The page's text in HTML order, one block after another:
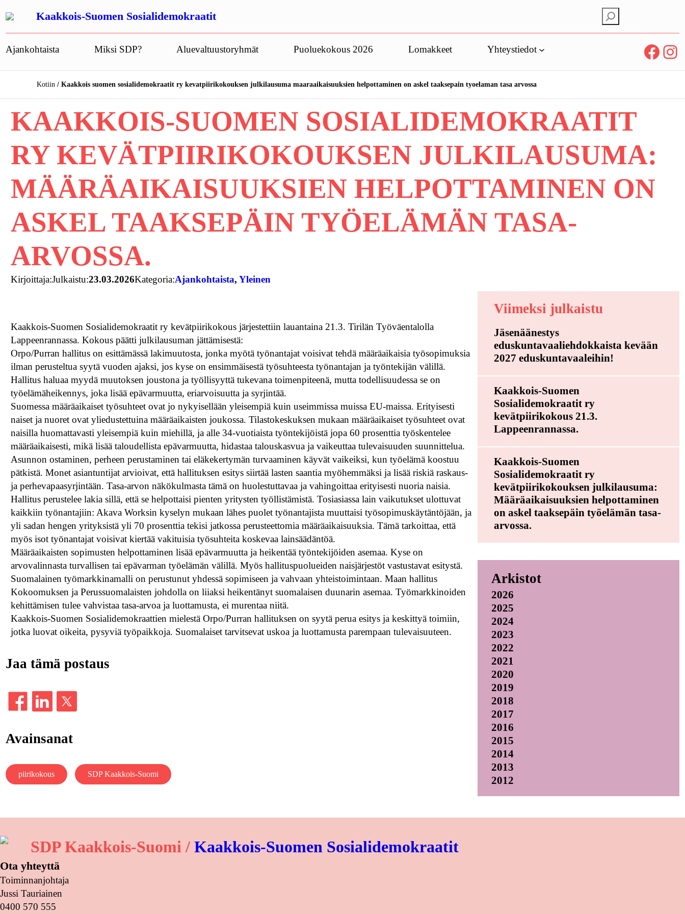
sisältöön
Kaakkois-Suomen Sosialidemokraatit
E
t
Ajankohtaista Miksi SDP? Aluevaltuustoryhmät Puoluekokous 2026 Lomakkeet Yhteystiedot Facebook Instagram
Kotiin Kaakkois suomen sosialidemokraatit ry kevatpiirikokouksen julkilausuma maaraaikaisuuksien helpottaminen on askel taaksepain tyoelaman tasa arvossa
KAAKKOIS-SUOMEN SOSIALIDEMOKRAATIT
RY KEVÄTPIIRIKOKOUKSEN JULKILAUSUMA:
MÄÄRÄAIKAISUUKSIEN HELPOTTAMINEN ON
ASKEL TAAKSEPÄIN TYÖELÄMÄN TASA-
ARVOSSA.
Kirjoittaja:Julkaistu:23.03.2026Kategoria:Ajankohtaista, Yleinen
Kaakkois-Suomen Sosialidemokraatit ry kevätpiirikokous järjestettiin lauantaina 21.3. Tirilän Työväentalolla
Lappeenrannassa. Kokous päätti julkilausuman jättämisestä:
Orpo/Purran hallitus on esittämässä lakimuutosta, jonka myötä työnantajat voisivat tehdä määräaikaisia työsopimuksia
ilman perusteltua syytä vuoden ajaksi, jos kyse on ensimmäisestä työsuhteesta työnantajan ja työntekijän välillä.
Hallitus haluaa myydä muutoksen joustona ja työllisyyttä tukevana toimenpiteenä, mutta todellisuudessa se on
työelämäheikennys, joka lisää epävarmuutta, eriarvoisuutta ja syrjintää.
Suomessa määräaikaiset työsuhteet ovat jo nykyisellään yleisempiä kuin useimmissa muissa EU-maissa. Erityisesti
naiset ja nuoret ovat yliedustettuina määräaikaisten joukossa. Tilastokeskuksen mukaan määräaikaiset työsuhteet ovat
naisilla huomattavasti yleisempiä kuin miehillä, ja alle 34-vuotiaista työntekijöistä jopa 60 prosenttia työskentelee
määräaikaisesti, mikä lisää taloudellista epävarmuutta, hidastaa talouskasvua ja vaikeuttaa tulevaisuuden suunnittelua.
Asunnon ostaminen, perheen perustaminen tai eläkekertymän turvaaminen käyvät vaikeiksi, kun työelämä koostuu
pätkistä. Monet asiantuntijat arvioivat, että hallituksen esitys siirtää lasten saantia myöhemmäksi ja lisää riskiä raskaus-
ja perhevapaasyrjintään. Tasa-arvon näkökulmasta tämä on huolestuttavaa ja vahingoittaa erityisesti nuoria naisia.
Hallitus perustelee lakia sillä, että se helpottaisi pienten yritysten työllistämistä. Tosiasiassa lain vaikutukset ulottuvat
kaikkiin työnantajiin: Akava Worksin kyselyn mukaan lähes puolet työnantajista muuttaisi työsopimuskäytäntöjään, ja
yli sadan hengen yrityksistä yli 70 prosenttia tekisi jatkossa perusteettomia määräaikaisuuksia. Tämä tarkoittaa, että
myös isot työnantajat voisivat kiertää vakituisia työsuhteita koskevaa lainsäädäntöä.
Määräaikaisten sopimusten helpottaminen lisää epävarmuutta ja heikentää työntekijöiden asemaa. Kyse on
arvovalinnasta turvallisen tai epävarman työelämän välillä. Myös hallituspuolueiden naisjärjestöt vastustavat esitystä.
Suomalainen työmarkkinamalli on perustunut yhdessä sopimiseen ja vahvaan yhteistoimintaan. Maan hallitus
Kokoomuksen ja Perussuomalaisten johdolla on liiaksi heikentänyt suomalaisen duunarin asemaa. Työmarkkinoiden
kehittämisen tulee vahvistaa tasa-arvoa ja luottamusta, ei murentaa niitä.
Kaakkois-Suomen Sosialidemokraattien mielestä Orpo/Purran hallituksen on syytä perua esitys ja keskittyä toimiin,
jotka luovat oikeita, pysyviä työpaikkoja. Suomalaiset tarvitsevat uskoa ja luottamusta parempaan tulevaisuuteen.
Jaa tämä postaus
Avainsanat
piirikokous SDP Kaakkois-Suomi
Viimeksi julkaistu
Jäsenäänestys
eduskuntavaaliehdokkaista kevään
2027 eduskuntavaaleihin!
Kaakkois-Suomen
Sosialidemokraatit ry
kevätpiirikokous 21.3.
Lappeenrannassa.
Kaakkois-Suomen
Sosialidemokraatit ry
kevätpiirikokouksen julkilausuma:
Määräaikaisuuksien helpottaminen
on askel taaksepäin työelämän tasa-
arvossa.
Arkistot
2026
2025
2024
2023
2022
2021
2020
2019
2018
2017
2016
2015
2014
2013
2012
SDP Kaakkois-Suomi / Kaakkois-Suomen Sosialidemokraatit
Ota yhteyttä
Toiminnanjohtaja
Jussi Tauriainen
0400 570 555